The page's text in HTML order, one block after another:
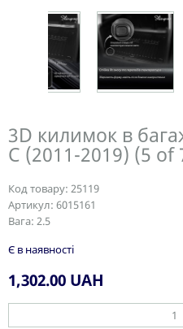
3D килимок в
С (2011-2019) (5 of
Код товару: 25119
Артикул: 6015161
Вага: 2.5
Є в наявності
1,302.00 UAH